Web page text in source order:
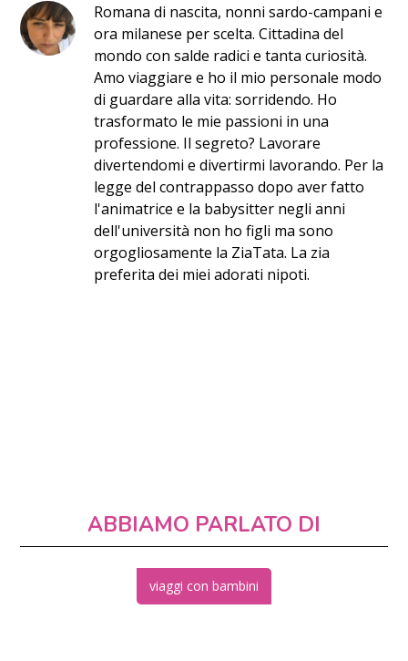
Romana di nascita, nonni sardo-campani e
ora milanese per scelta. Cittadina del
mondo con salde radici e tanta curiosità.
Amo viaggiare e ho il mio personale modo
di guardare alla vita: sorridendo. Ho
trasformato le mie passioni in una
professione. Il segreto? Lavorare
divertendomi e divertirmi lavorando. Per la
legge del contrappasso dopo aver fatto
l'animatrice e la babysitter negli anni
dell'università non ho figli ma sono
orgogliosamente la ZiaTata. La zia
preferita dei miei adorati nipoti.
ABBIAMO PARLATO DI
viaggi con bambini